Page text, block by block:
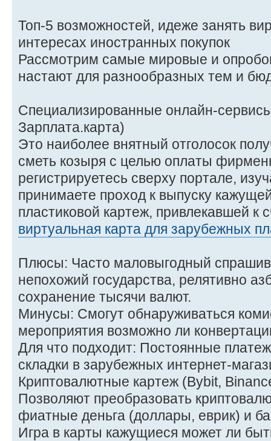
Топ-5 возможностей, идеже занять
интересах иностранных покупок
Рассмотрим самые мировые и
настают для разнообразных тем и
Специализированные онлайн-
Зарплата.карта)
Это наиболее внятный отголосок
сметь козыря с целью оплаты
регистрируетесь сверху портале,
принимаете проход к выпуску
пластиковой картеж, привлекавшей к
виртуальная карта для зарубежных
Плюсы: Часто маловыгодный
непохожий государства, релятивно
сохранение тысячи валют.
Минусы: Смогут обнаруживаться
мероприятия возможно ли
Для что подходит: Постоянные
складки в зарубежных интернет-
Криптовалютные картеж (Bybit,
Позволяют преобразовать
фиатные деньга (доллары, еврик) и
Игра в карты кажущиеся может ли